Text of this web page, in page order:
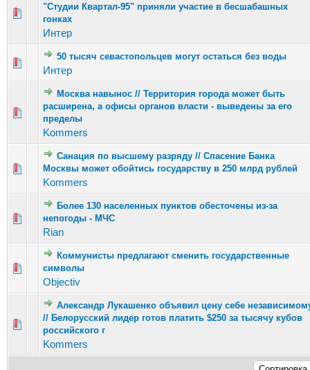
"Студии Квартал-95" приняли участие в бесшабашных
гонках
Интер
Голосов: 8 - Средняя оценка: 2.88 из 5
12345
50 тысяч севастопольцев могут остаться без воды
Интер
Голосов: 1 - Средняя оценка: 1 из 5
12345
Москва навынос // Территория города может быть
расширена, а офисы органов власти - выведены за его
пределы
Kommers
Голосов: 2 - Средняя оценка: 4.5 из 5
1 2345
Санация по высшему разряду // Спасение Банка
Москвы может обойтись государству в 250 млрд рублей
Kommers
Голосов: 3 - Средняя оценка: 2.67 из 5
12 345
Более 130 населенных пунктов обесточены из-за
непогоды - МЧС
Rian
Голосов: 5 - Средняя оценка: 2.4 из 5
123
Коммунисты предлагают сменить государственные
символы
Objectiv
Голосов: 2 - Средняя оценка: 3 из 5
Александр Лукашенко объявил цену себе
// Белорусский лидер готов платить $250 за тысячу кубов
российского г
Kommers
Голосов: 5 - Средняя оценка: 3.2 из 5
12 345